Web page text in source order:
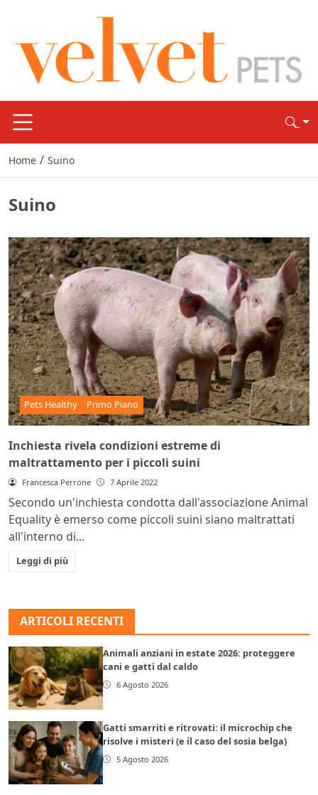
Home / Suino
Suino
Pets Healthy Primo Piano
Inchiesta rivela condizioni estreme di
maltrattamento per i piccoli suini
Francesca Perrone 7 Aprile 2022
Secondo un'inchiesta condotta dall'associazione Animal
Equality è emerso come piccoli suini siano maltrattati
all'interno di...
Leggi di più
ARTICOLI RECENTI
Animali anziani in estate 2026: proteggere
cani e gatti dal caldo
6 Agosto 2026
Gatti smarriti e ritrovati: il microchip che
risolve i misteri (e il caso del sosia belga)
5 Agosto 2026